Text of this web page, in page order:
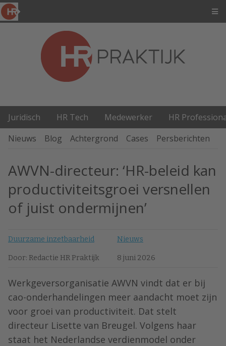
Juridisch HR Tech Medewerker
HR
Nieuws
Blog Achtergrond Cases Persberichten
AWVN-directeur: ‘HR-beleid kan
productiviteitsgroei versnellen
of juist ondermijnen’
Duurzame inzetbaarheid Nieuws
Door: Redactie HR Praktijk 8 juni 2026
Werkgeversorganisatie AWVN vindt dat er bij
cao-onderhandelingen meer aandacht moet zijn
voor groei van productiviteit. Dat stelt
directeur Lisette van Breugel. Volgens haar
staat het Nederlandse verdienmodel onder